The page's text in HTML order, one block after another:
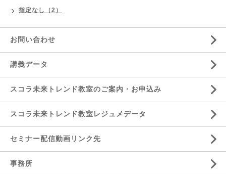
指定なし（2）
お問い合わせ
講義データ
スコラ未来トレンド教室のご案内・お申込み
スコラ未来トレンド教室レジュメデータ
セミナー配信動画リンク先
事務所